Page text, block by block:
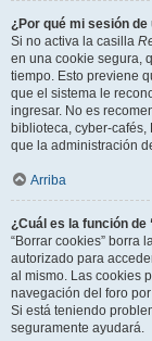
¿Por qué mi sesión
Si no activa la casilla
en una cookie segura,
tiempo. Esto previene
que el sistema le
ingresar. No es
biblioteca, cyber-
que la administración
Arriba
¿Cuál es la función
“Borrar cookies” borra
autorizado para
al mismo. Las cookies
navegación del foro
Si está teniendo
seguramente ayudará.